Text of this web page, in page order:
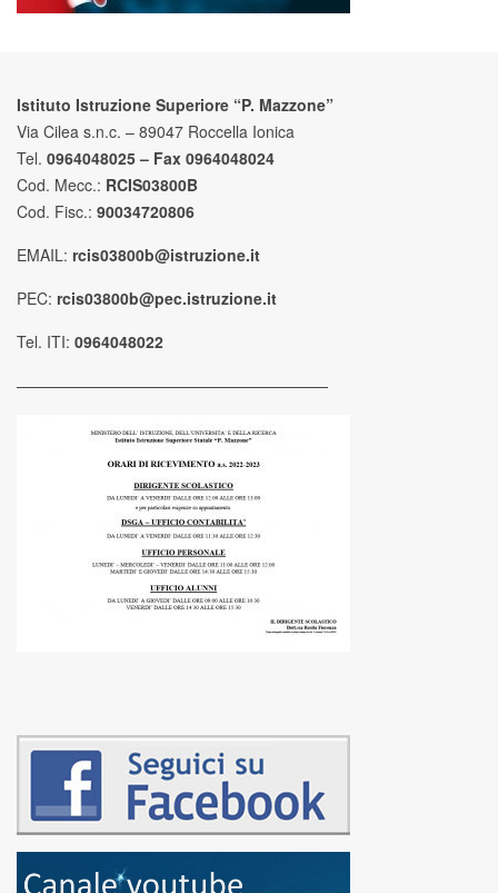
Istituto Istruzione Superiore “P. Mazzone”
Via Cilea s.n.c. – 89047 Roccella Ionica
Tel. 0964048025 – Fax 0964048024
Cod. Mecc.: RCIS03800B
Cod. Fisc.: 90034720806
EMAIL: rcis03800b@istruzione.it
PEC: rcis03800b@pec.istruzione.it
Tel. ITI: 0964048022
————————————————————